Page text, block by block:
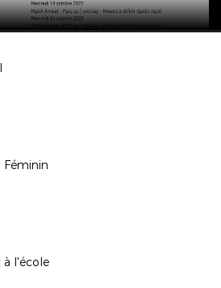
Féminin
à l'école